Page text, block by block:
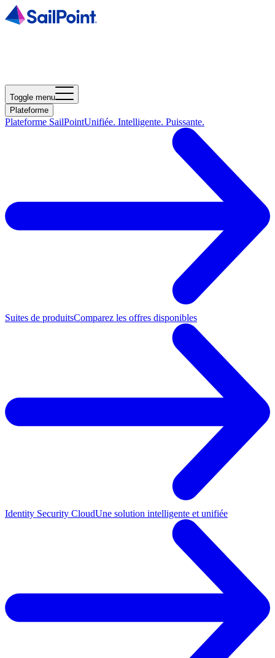
Toggle menu
Plateforme
Plateforme SailPointUnifiée. Intelligente. Puissante.
Suites de produitsComparez les offres disponibles
Identity Security CloudUne solution intelligente et unifiée